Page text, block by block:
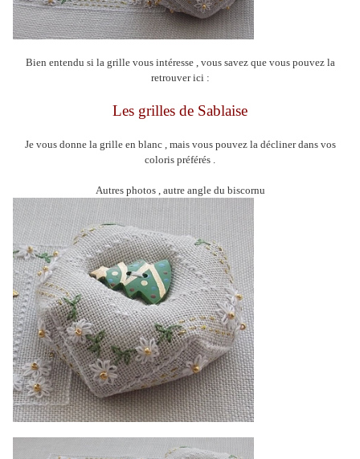
Bien entendu si la grille vous intéresse , vous savez que vous pouvez la
retrouver ici :
Les grilles de Sablaise
Je vous donne la grille en blanc , mais vous pouvez la décliner dans vos
coloris préférés .
Autres photos , autre angle du biscornu